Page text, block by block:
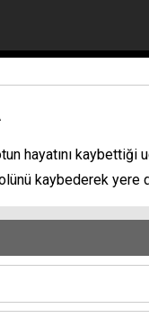
hayatını kaybettiği
kaybederek yere